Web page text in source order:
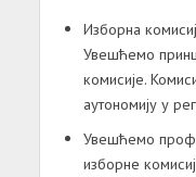
Изборна
Увешћемо
комисије.
аутономију у
Увешћемо
изборне